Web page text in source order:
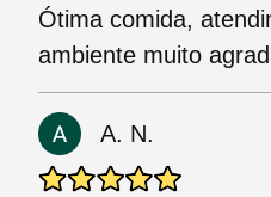
Ótima comida,
ambiente muito
A. N.